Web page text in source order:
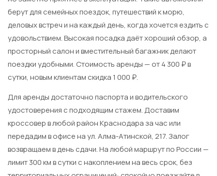
берут для семейных поездок, путешествий к морю,
деловых встреч и на каждый день, когда хочется ездить с
удовольствием. Высокая посадка даёт хороший обзор, а
просторный салон и вместительный багажник делают
поездки удобными. Стоимость аренды — от 4 300 ₽ в
сутки, новым клиентам скидка 1 000 ₽.
Для аренды достаточно паспорта и водительского
удостоверения с подходящим стажем. Доставим
кроссовер в любой район Краснодара за час или
передадим в офисе на ул. Алма-Атинской, 217. Залог
возвращаем в день сдачи. На любой маршрут по России —
лимит 300 км в сутки с накоплением на весь срок, без